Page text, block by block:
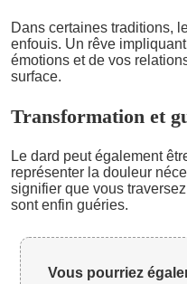
Dans certaines traditions,
enfouis. Un rêve
émotions et de vos
surface.
Transformation et
Le dard peut également
représenter la douleur
signifier que vous
sont enfin guéries.
Vous pourriez